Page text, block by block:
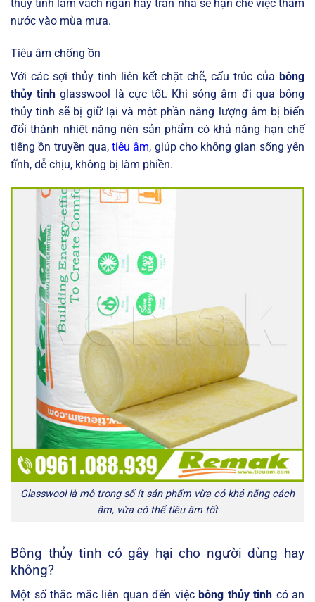
thủy tinh làm vách ngăn hay trần nhà sẽ hạn chế việc thấm
nước vào mùa mưa.
Tiêu âm chống ồn
Với các sợi thủy tinh liên kết chặt chẽ, cấu trúc của bông
thủy tinh glasswool là cực tốt. Khi sóng âm đi qua bông
thủy tinh sẽ bị giữ lại và một phần năng lượng âm bị biến
đổi thành nhiệt năng nên sản phẩm có khả năng hạn chế
tiếng ồn truyền qua,tiêu âm, giúp cho không gian sống yên
tĩnh, dễ chịu, không bị làm phiền.
Glasswool là mộ trong số ít sản phẩm vừa có khả năng cách
âm, vừa có thể tiêu âm tốt
Bông thủy tinh có gây hại cho người dùng hay
không?
Một số thắc mắc liên quan đến việc bông thủy tinh có an